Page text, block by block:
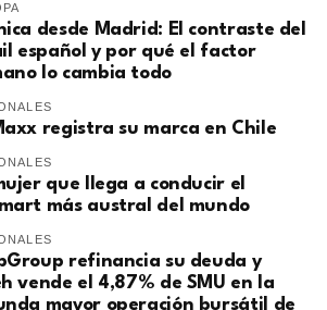
desde Madrid: El contraste del
español y por qué el factor
lo cambia todo
registra su marca en Chile
que llega a conducir el
más austral del mundo
refinancia su deuda y
vende el 4,87% de SMU en la
mayor operación bursátil de